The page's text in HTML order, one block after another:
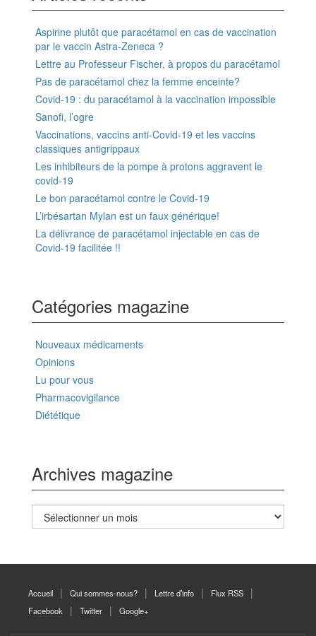
Aspirine plutôt que paracétamol en cas de vaccination
par le vaccin Astra-Zeneca ?
Lettre au Professeur Fischer, à propos du paracétamol
Pas de paracétamol chez la femme enceinte?
Covid-19 : du paracétamol à la vaccination impossible
Sanofi, l’ogre
Vaccinations, vaccins anti-Covid-19 et les vaccins
classiques antigrippaux
Les inhibiteurs de la pompe à protons aggravent le
covid-19
Le bon paracétamol contre le Covid-19
L’irbésartan Mylan est un faux générique!
La délivrance de paracétamol injectable en cas de
Covid-19 facilitée !!
Catégories magazine
Nouveaux médicaments
Opinions
Lu pour vous
Pharmacovigilance
Diététique
Archives magazine
Archives
magazine
Accueil Qui sommes-nous? Lettre d’info
Flux RSS
Facebook
Twitter Google+